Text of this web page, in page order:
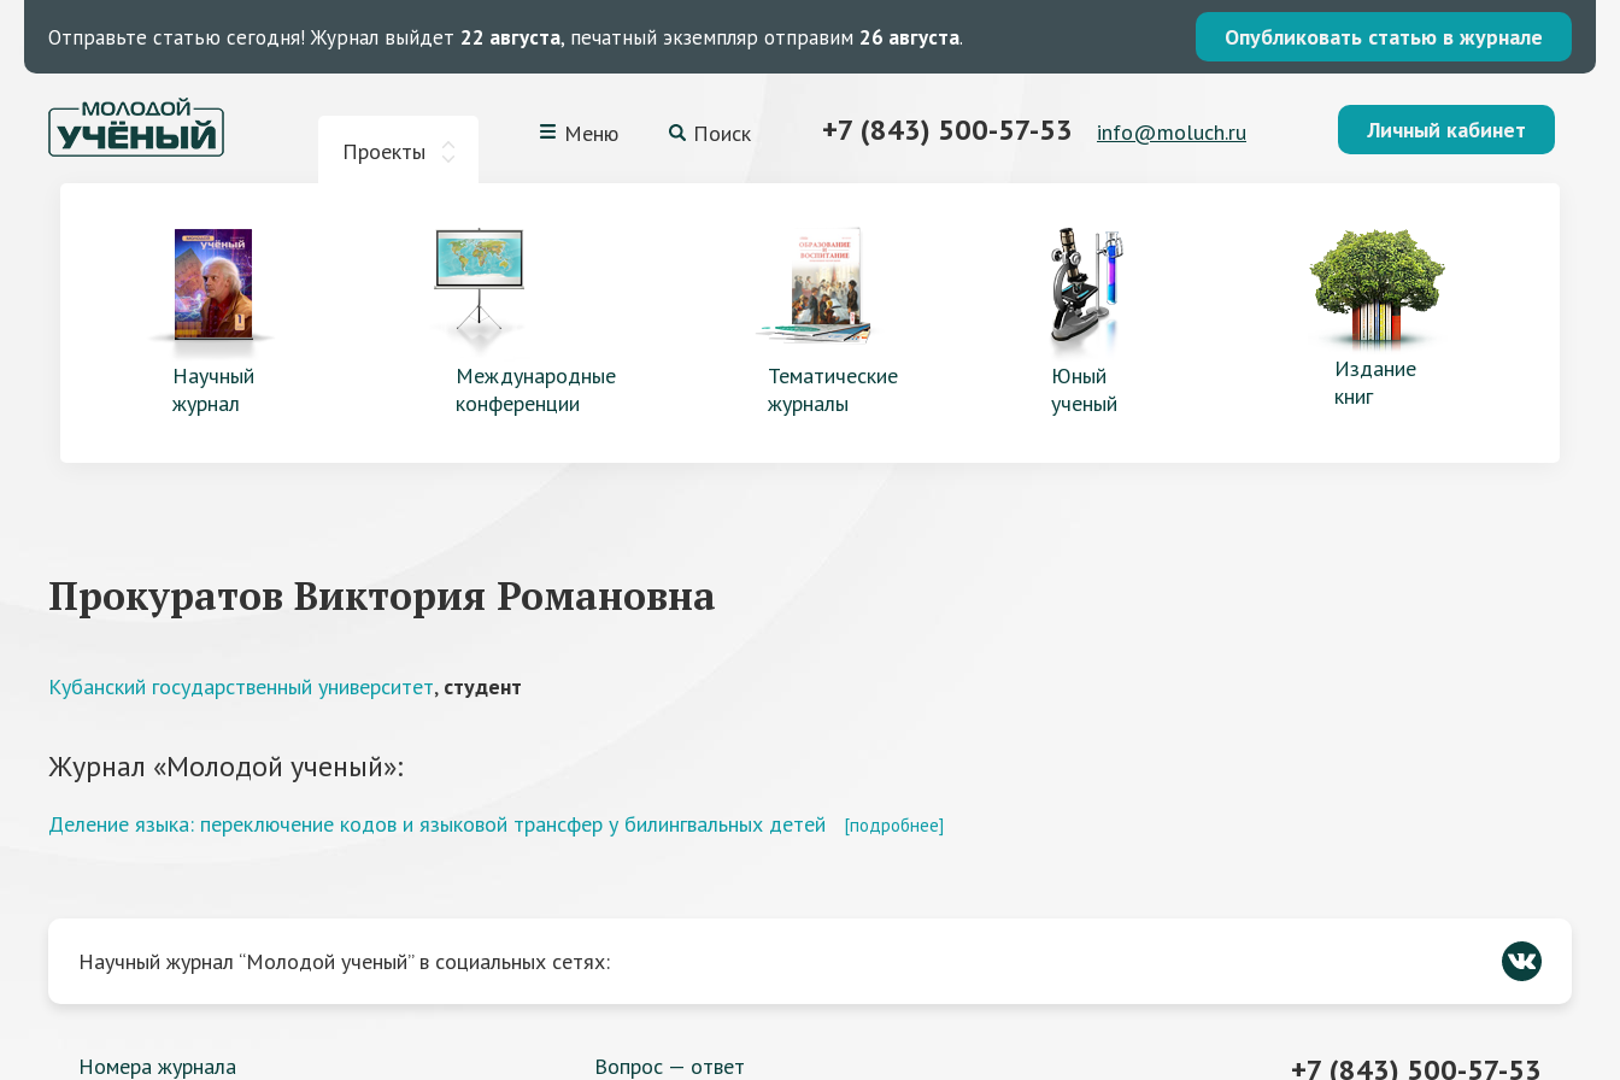
Отправьте статью сегодня! Журнал выйдет 22 августа, печатный экземпляр отправим 26 августа. Опубликовать статью в журнале
Проекты
Меню Поиск +7 (843) 500-57-53 info@moluch.ru Личный кабинет
Научный
журнал
Международные
конференции
Тематические
журналы
Юный
ученый
Издание
книг
Прокуратов Виктория Романовна
Кубанский государственный университет, студент
Журнал «Молодой ученый»:
Деление языка: переключение кодов и языковой трансфер у билингвальных детей [подробнее]
Научный журнал “Молодой ученый” в социальных сетях:
Номера журнала Вопрос — ответ +7 (843) 500-57-53